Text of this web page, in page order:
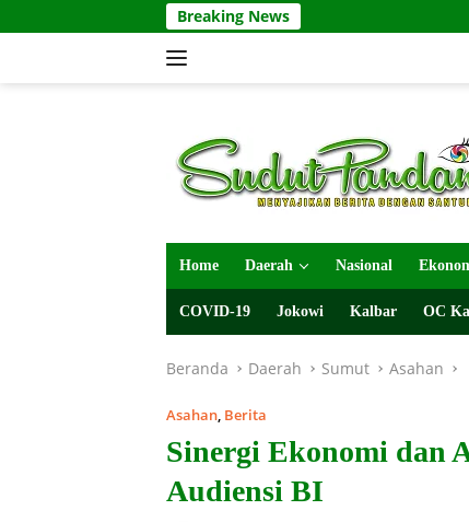
ke
Breaking News
Home Daerah Nasional
COVID-19 Jokowi Kalbar OC
Beranda Daerah Sumut Asahan
Asahan, Berita
Sinergi Ekonomi dan
Audiensi BI